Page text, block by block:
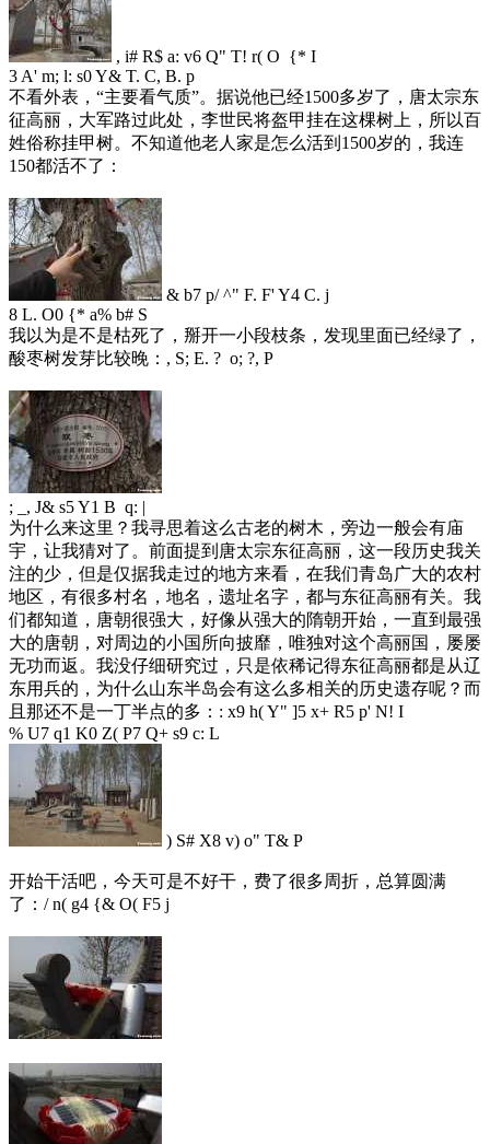
, i# R$ a: v6 Q" T! r( O {* I
3 A' m; l: s0 Y& T. C, B. p
不看外表，“主要看气质”。据说他已经1500多岁了，唐太宗东
征高丽，大军路过此处，李世民将盔甲挂在这棵树上，所以百
姓俗称挂甲树。不知道他老人家是怎么活到1500岁的，我连
150都活不了：
& b7 p/ ^" F. F' Y4 C. j
8 L. O0 {* a% b# S
我以为是不是枯死了，掰开一小段枝条，发现里面已经绿了，
酸枣树发芽比较晚： , S; E. ? o; ?, P
; _, J& s5 Y1 B q: |
为什么来这里？我寻思着这么古老的树木，旁边一般会有庙
宇，让我猜对了。前面提到唐太宗东征高丽，这一段历史我关
注的少，但是仅据我走过的地方来看，在我们青岛广大的农村
地区，有很多村名，地名，遗址名字，都与东征高丽有关。我
们都知道，唐朝很强大，好像从强大的隋朝开始，一直到最强
大的唐朝，对周边的小国所向披靡，唯独对这个高丽国，屡屡
无功而返。我没仔细研究过，只是依稀记得东征高丽都是从辽
东用兵的，为什么山东半岛会有这么多相关的历史遗存呢？而
且那还不是一丁半点的多： : x9 h( Y" ]5 x+ R5 p' N! I
% U7 q1 K0 Z( P7 Q+ s9 c: L
) S# X8 v) o" T& P
开始干活吧，今天可是不好干，费了很多周折，总算圆满
了： / n( g4 {& O( F5 j